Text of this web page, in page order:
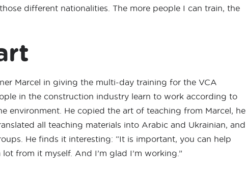
different nationalities. The more people I can train, the
Marcel in giving the multi-day training for the VCA
in the construction industry learn to work according to
environment. He copied the art of teaching from Marcel, he
all teaching materials into Arabic and Ukrainian, and
He finds it interesting: “It is important, you can help
from it myself. And I’m glad I’m working.”